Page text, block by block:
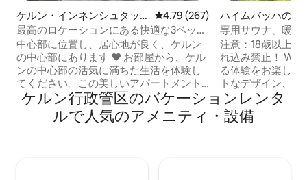
ケルン・インネンシュタッ
トのマンション・アパート
レビュー267件、5つ星中4.79つ
4.79 (267)
最高のロケーションにある快適な3ベッド
ルームのアパートメント+バルコニー
中心部に位置し、居心地が良く、ケルン
の中心部にあります ❤️ お部屋から、ケル
ンの中心部の活気に満ちた生活を体験し
てください。この美しいアパートメント
は、現代的な快適さ、最高のロケーショ
ン、柔軟な空間ソリューションを提供し
ます。あなたのニーズにぴったりです。
ハイムバッハの一
専用サウナ、暖炉
注意：18歳以上の
れ込み禁止！ Waldloftで自然に完全に浸
る体験をお楽しみ
トなデザイン、
立公園のパノラ
く癒す隠れ家を
業でブラシ加工
ケルン行政管区のバケーションレンタ
ルで人気のアメニティ・設備